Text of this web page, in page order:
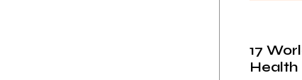
17
Health